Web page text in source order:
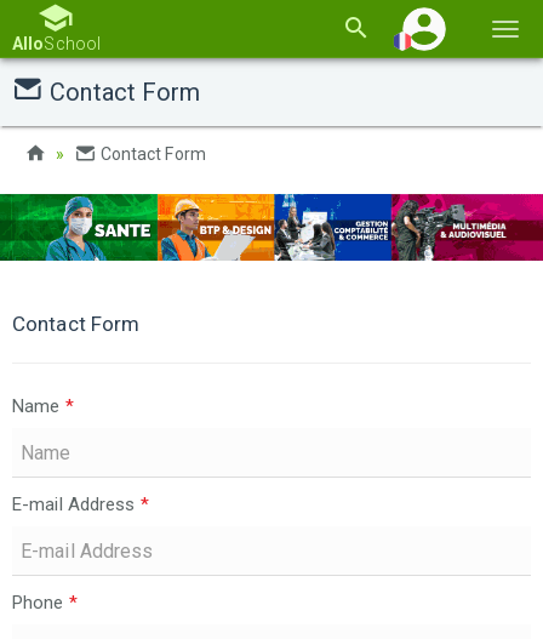
la
AlloSchool
Contact Form
Contact Form
Contact Form
Name *
E-mail Address *
Phone *